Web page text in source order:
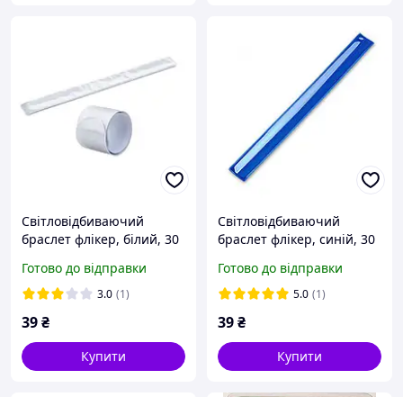
Світловідбиваючий
браслет флікер, білий, 30
Готово до відправки
3.0 (1)
39₴
Купити
Світловідбиваючий
браслет флікер, синій, 30
Готово до відправки
5.0 (1)
39₴
Купити